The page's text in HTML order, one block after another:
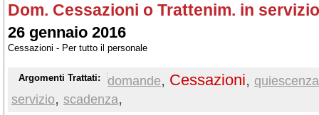
Dom. Cessazioni o Trattenim. in servizio
26 gennaio 2016
Cessazioni - Per tutto il personale
Argomenti Trattati: domande, Cessazioni, quiescenza
servizio, scadenza,